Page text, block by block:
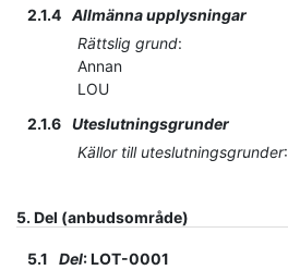
2.1.4 Allmänna upplysningar
Rättslig grund:
Annan
LOU
2.1.6 Uteslutningsgrunder
Källor till uteslutningsgrunder:
5. Del (anbudsområde)
5.1 Del:LOT-0001